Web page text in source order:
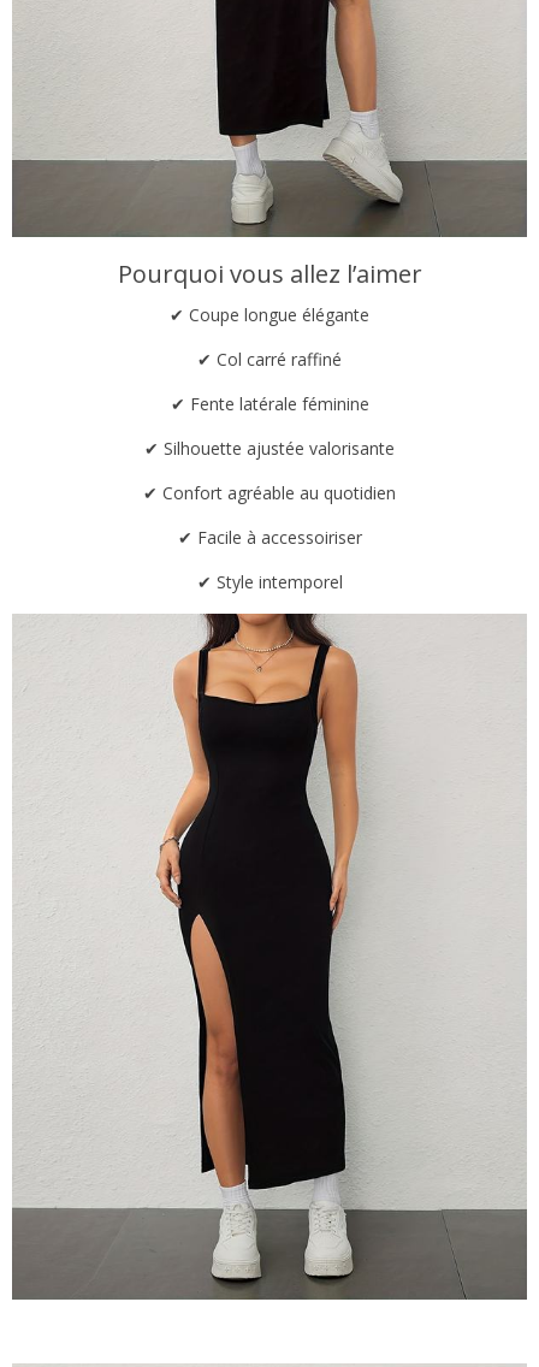
Pourquoi vous allez l’aimer
✔ Coupe longue élégante
✔ Col carré raffiné
✔ Fente latérale féminine
✔ Silhouette ajustée valorisante
✔ Confort agréable au quotidien
✔ Facile à accessoiriser
✔ Style intemporel